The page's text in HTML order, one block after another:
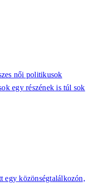
női politikusok
egy részének is túl sok
egy közönségtalálkozón,